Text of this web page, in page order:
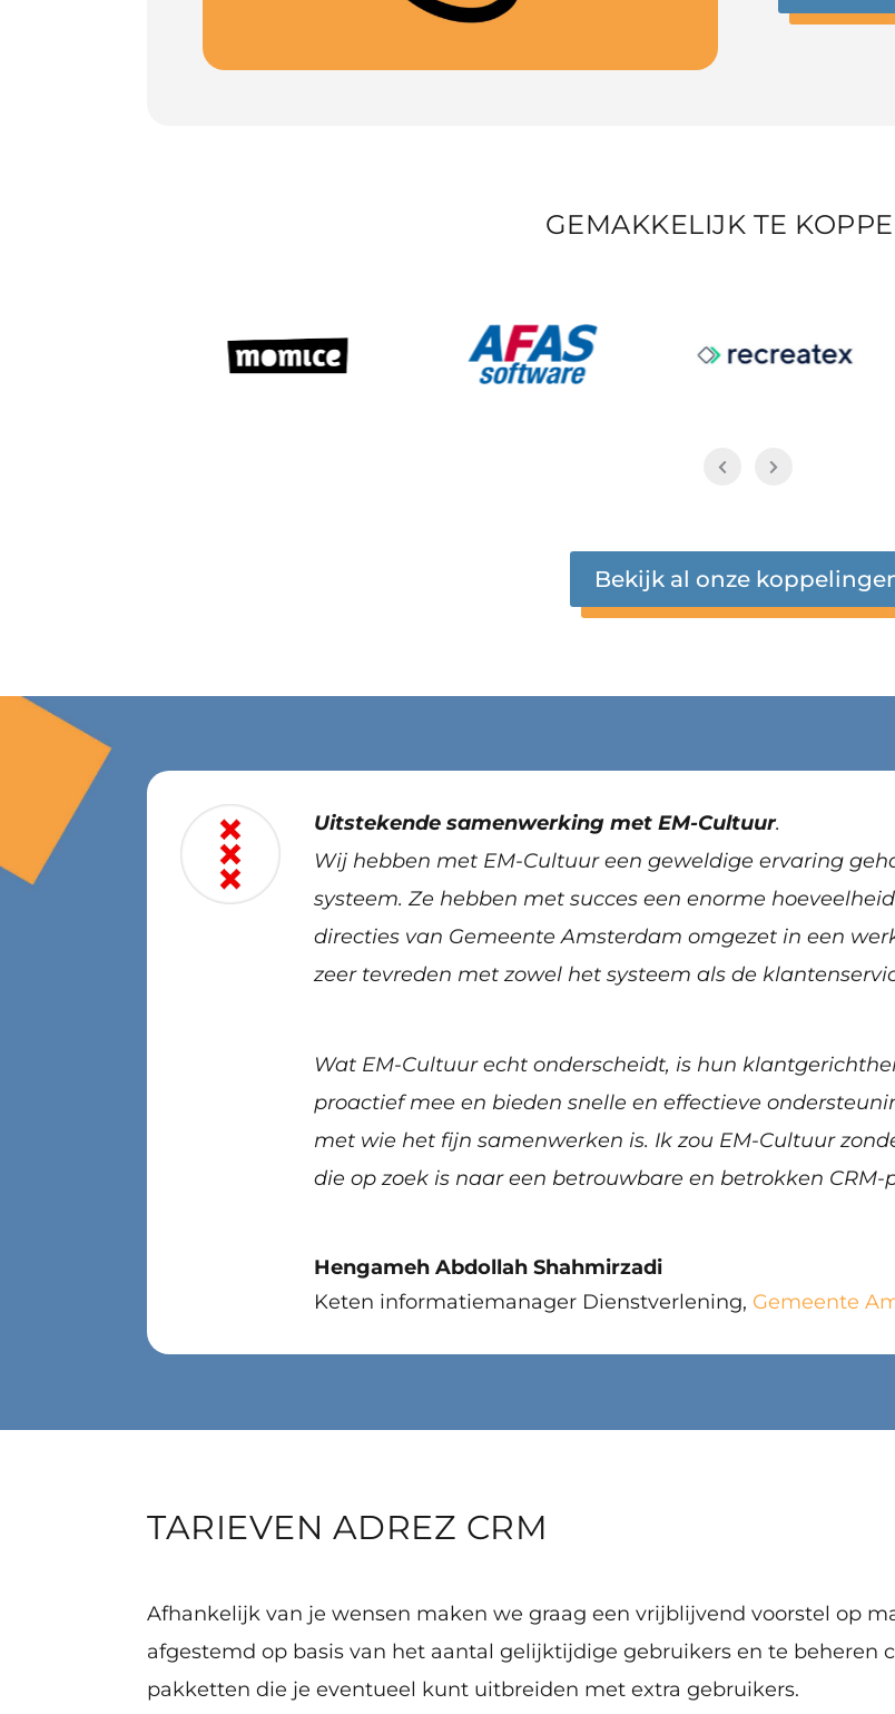
GEMAKKELIJK TE
Bekijk al onze
Uitstekende samenwerking met EM-Cultuur.
Wij hebben met EM-Cultuur een geweldige ervaring
systeem. Ze hebben met succes een enorme
directies van Gemeente Amsterdam omgezet in een
zeer tevreden met zowel het systeem als de
Wat EM-Cultuur echt onderscheidt, is hun
proactief mee en bieden snelle en effectieve
met wie het fijn samenwerken is. Ik zou EM-Cultuur
die op zoek is naar een betrouwbare en betrokken CRM-
Hengameh Abdollah Shahmirzadi
Keten informatiemanager Dienstverlening, Gemeente
TARIEVEN ADREZ CRM
Afhankelijk van je wensen maken we graag een vrijblijvend voorstel op
afgestemd op basis van het aantal gelijktijdige gebruikers en te beheren
pakketten die je eventueel kunt uitbreiden met extra gebruikers.